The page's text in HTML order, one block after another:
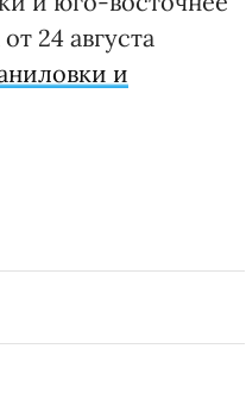
24 августа
и